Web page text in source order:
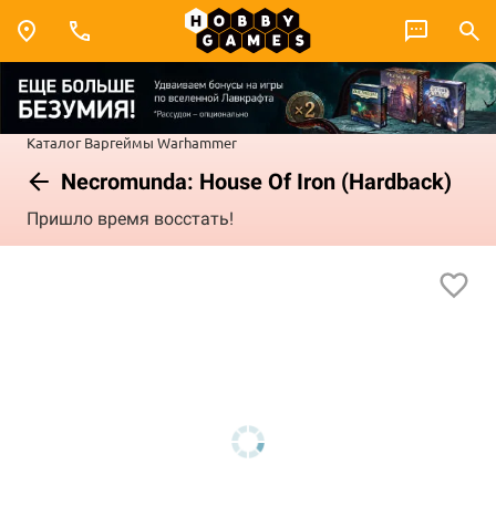
Каталог Варгеймы Warhammer
Necromunda: House Of Iron (Hardback)
Пришло время восстать!